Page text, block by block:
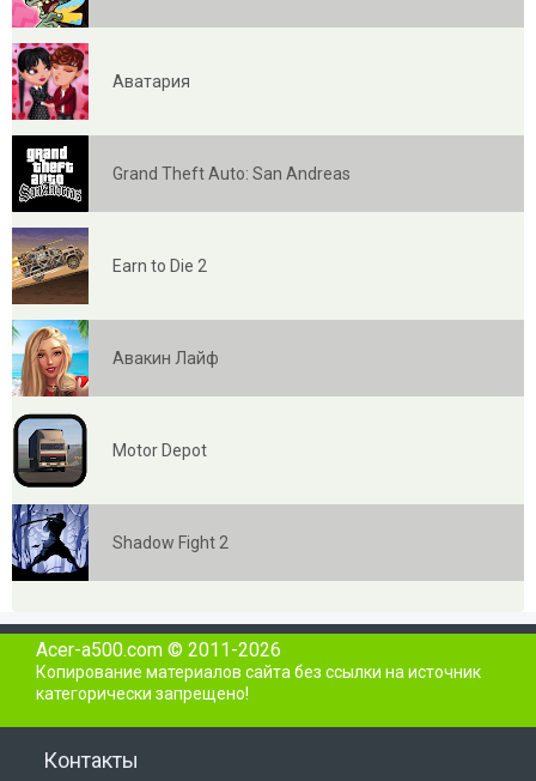
Аватария
Grand Theft Auto: San Andreas
Earn to Die 2
Авакин Лайф
Motor Depot
Shadow Fight 2
Acer-a500.com © 2011-2026
Копирование материалов сайта без ссылки на источник
категорически запрещено!
Контакты